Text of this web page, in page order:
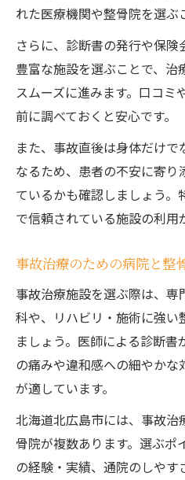
れた医療機関や整骨院を選ぶ
さらに、診断書の発行や保
豊富な施設を選ぶことで、治
スムーズに進みます。口コミ
前に調べておくと安心です。
また、事故直後は身体だけ
なるため、患者の不安に寄
ているかも確認しましょう。
で信頼されている施設の利用
事故治療のための病院と整
事故治療施設を選ぶ際は、
科や、リハビリ・施術に強い
ましょう。医師による診断
の痛みや違和感への細やか
が適しています。
北海道北広島市には、事故
骨院が複数あります。選ぶポ
の経験・実績、通院のしやす